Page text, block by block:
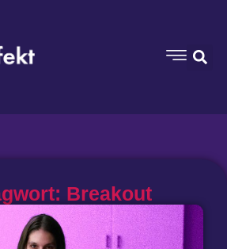
Breakout